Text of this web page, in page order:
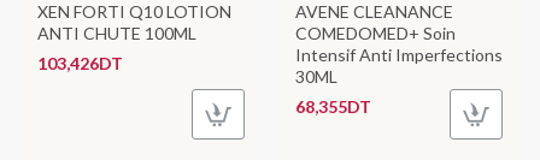
XEN FORTI Q10 LOTION
ANTI CHUTE 100ML
103,426DT
AVENE CLEANANCE
COMEDOMED+ Soin
Intensif Anti Imperfections
30ML
68,355DT